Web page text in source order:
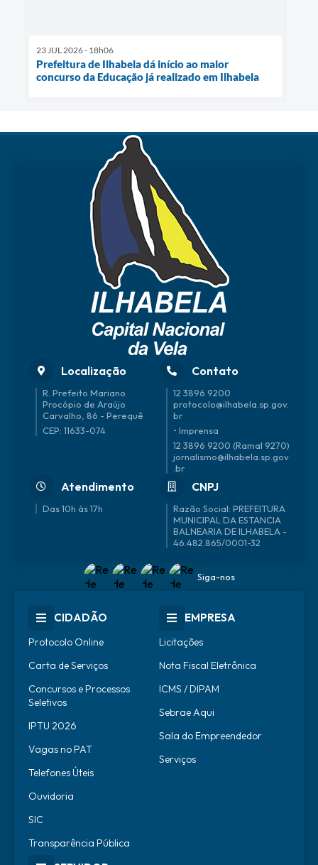
23 JUL 2026 - 18h06
Prefeitura de Ilhabela dá início ao maior
concurso da Educação já realizado em Ilhabela
Localização
R. Prefeito Mariano
Procópio de Araújo
Carvalho, 86 - Perequê
CEP: 11633-074
Contato
12 3896 9200
protocolo@ilhabela.sp.gov.
br
• Imprensa
12 3896 9200 (Ramal 9270)
jornalismo@ilhabela.sp.gov
.br
Atendimento
Das 10h às 17h
CNPJ
46.482.865/0001-32
Siga-nos
CIDADÃO
Protocolo Online
Carta de Serviços
Concursos e Processos
Seletivos
IPTU 2026
Vagas no PAT
Telefones Úteis
Ouvidoria
SIC
Transparência Pública
EMPRESA
Licitações
Nota Fiscal Eletrônica
ICMS / DIPAM
Sebrae Aqui
Sala do Empreendedor
Serviços